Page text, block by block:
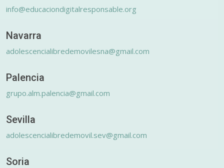
info@educaciondigitalresponsable.org
Navarra
adolescencialibredemovilesna@gmail.com
Palencia
grupo.alm.palencia@gmail.com
Sevilla
adolescencialibredemovil.sev@gmail.com
Soria